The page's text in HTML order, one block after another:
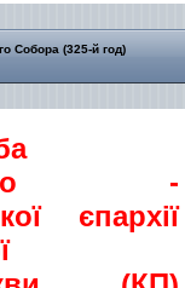
Собора (325-й год)
-
єпархії